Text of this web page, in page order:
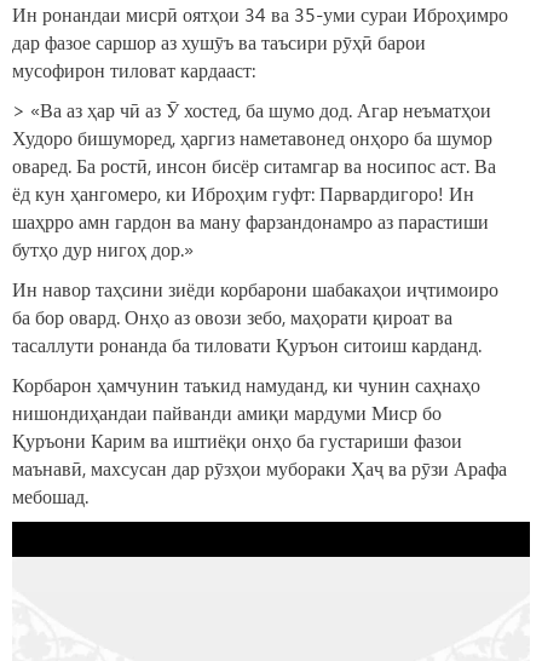
Ин ронандаи мисрӣ оятҳои 34 ва 35-уми сураи Иброҳимро
дар фазое саршор аз хушӯъ ва таъсири рӯҳӣ барои
мусофирон тиловат кардааст:
> «Ва аз ҳар чӣ аз Ӯ хостед, ба шумо дод. Агар неъматҳои
Худоро бишуморед, ҳаргиз наметавонед онҳоро ба шумор
оваред. Ба ростӣ, инсон бисёр ситамгар ва носипос аст. Ва
ёд кун ҳангомеро, ки Иброҳим гуфт: Парвардигоро! Ин
шаҳрро амн гардон ва ману фарзандонамро аз парастиши
бутҳо дур нигоҳ дор.»
Ин навор таҳсини зиёди корбарони шабакаҳои иҷтимоиро
ба бор овард. Онҳо аз овози зебо, маҳорати қироат ва
тасаллути ронанда ба тиловати Қуръон ситоиш карданд.
Корбарон ҳамчунин таъкид намуданд, ки чунин саҳнаҳо
нишондиҳандаи пайванди амиқи мардуми Миср бо
Қуръони Карим ва иштиёқи онҳо ба густариши фазои
маънавӣ, махсусан дар рӯзҳои мубораки Ҳаҷ ва рӯзи Арафа
мебошад.